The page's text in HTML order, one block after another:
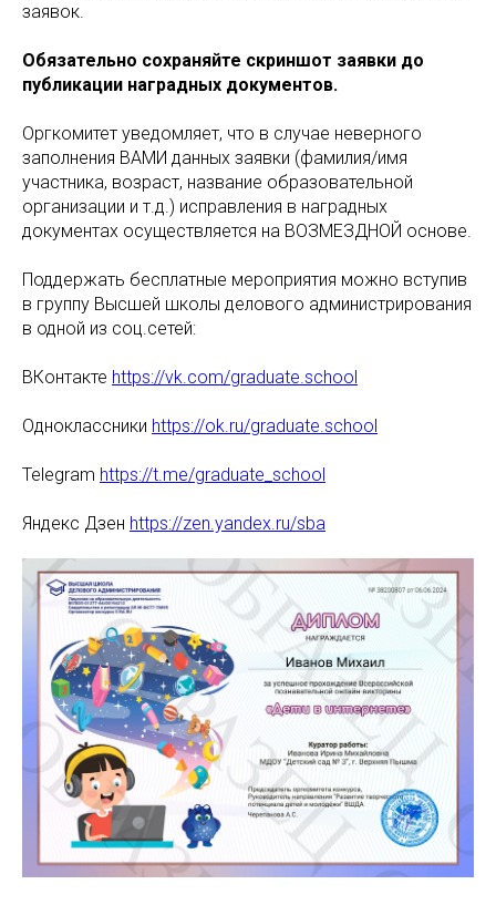
заявок.
Обязательно сохраняйте скриншот заявки до
публикации наградных документов.
Оргкомитет уведомляет, что в случае неверного
заполнения ВАМИ данных заявки (фамилия/имя
участника, возраст, название образовательной
организации и т.д.) исправления в наградных
документах осуществляется на ВОЗМЕЗДНОЙ основе.
Поддержать бесплатные мероприятия можно вступив
в группу Высшей школы делового администрирования
в одной из соц.сетей:
ВКонтакте https://vk.com/graduate.school
Одноклассники https://ok.ru/graduate.school
Telegram https://t.me/graduate_school
Яндекс Дзен https://zen.yandex.ru/sba